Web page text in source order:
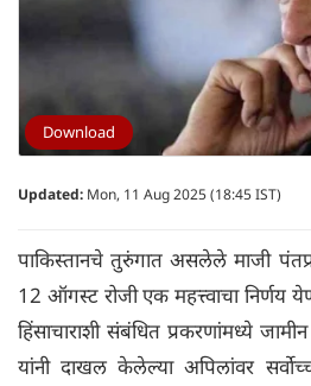
Download
Updated: Mon, 11 Aug 2025 (18:45 IST)
पाकिस्तानचे तुरुंगात असलेले माजी
12 ऑगस्ट रोजी एक महत्त्वाचा निर्णय
हिंसाचाराशी संबंधित प्रकरणांमध्ये
यांनी दाखल केलेल्या अपिलांवर